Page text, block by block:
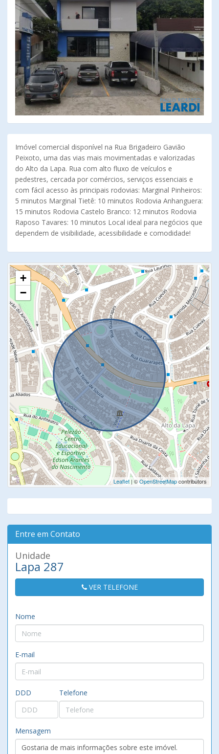
Imóvel comercial disponível na Rua Brigadeiro Gavião
Peixoto, uma das vias mais movimentadas e valorizadas
do Alto da Lapa. Rua com alto fluxo de veículos e
pedestres, cercada por comércios, serviços essenciais e
com fácil acesso às principais rodovias: Marginal Pinheiros:
5 minutos Marginal Tietê: 10 minutos Rodovia Anhanguera:
15 minutos Rodovia Castelo Branco: 12 minutos Rodovia
Raposo Tavares: 10 minutos Local ideal para negócios que
dependem de visibilidade, acessibilidade e comodidade!
+
−
Leaflet | ©OpenStreetMapcontributors
Entre em Contato
Unidade
Lapa 287
VER TELEFONE
Nome
E-mail
DDD Telefone
Mensagem